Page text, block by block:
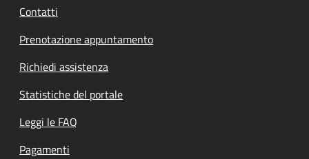
Contatti
Prenotazione appuntamento
Richiedi assistenza
Statistiche del portale
Leggi le FAQ
Pagamenti